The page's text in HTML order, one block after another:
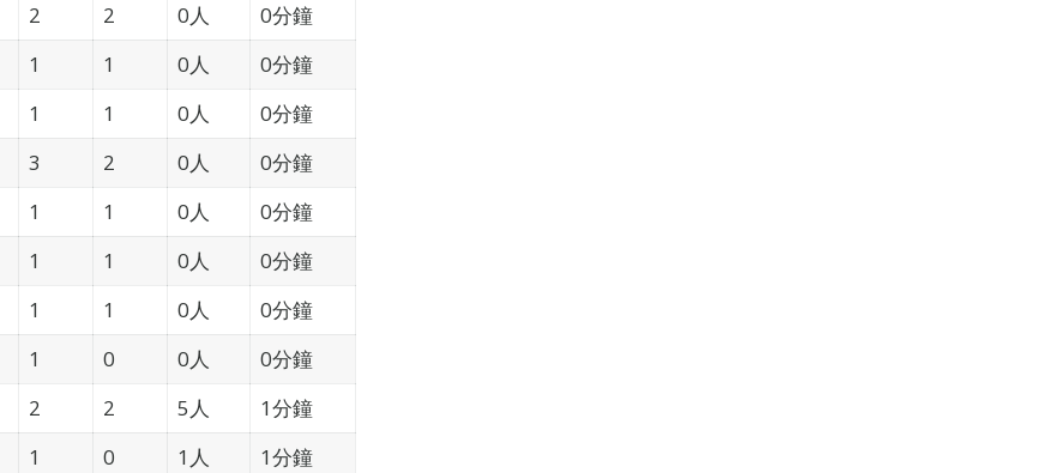
2 2 0人
0分鐘
1 1 0人
0分鐘
1 1 0人
0分鐘
3 2 0人
0分鐘
1 1 0人
0分鐘
1 1 0人
0分鐘
1 1 0人
0分鐘
1 0 0人
0分鐘
2 2 5人
1分鐘
1 0 1人
1分鐘